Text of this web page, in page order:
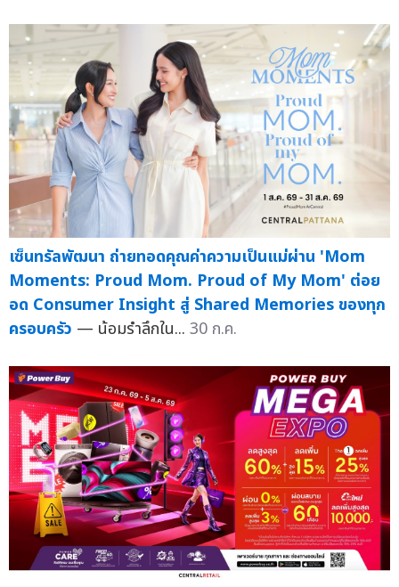
เซ็นทรัลพัฒนา ถ่ายทอดคุณค่าความเป็นแม่ผ่าน 'Mom
Moments: Proud Mom. Proud of My Mom' ต่อย
อด Consumer Insight สู่ Shared Memories ของทุก
ครอบครัว — น้อมรำลึกใน... 30 ก.ค.